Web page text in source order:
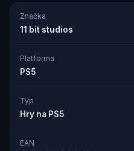
Značka
11 bit studios
Platforma
PS5
Typ
Hry na PS5
EAN